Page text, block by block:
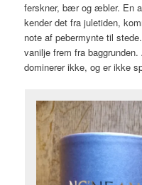
ferskner, bær og æbler. En
kender det fra juletiden,
note af pebermynte til
vanilje frem fra
dominerer ikke, og er ikke